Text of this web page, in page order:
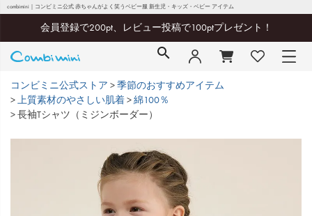
combimini｜コンビミニ公式 赤ちゃんがよく笑うベビー服 新生児・キッズ・ベビー アイテム
会員登録で200pt、レビュー投稿で100ptプレゼント！
コンビミニ公式ストア
季節のおすすめアイテム
上質素材のやさしい肌着
綿100％
長袖Tシャツ（ミジンボーダー）